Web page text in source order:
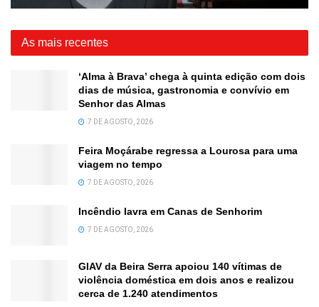
As mais recentes
‘Alma à Brava’ chega à quinta edição com dois
dias de música, gastronomia e convívio em
Senhor das Almas
7 DE AGOSTO, 2026
Feira Moçárabe regressa a Lourosa para uma
viagem no tempo
7 DE AGOSTO, 2026
Incêndio lavra em Canas de Senhorim
7 DE AGOSTO, 2026
GIAV da Beira Serra apoiou 140 vítimas de
violência doméstica em dois anos e realizou
cerca de 1.240 atendimentos